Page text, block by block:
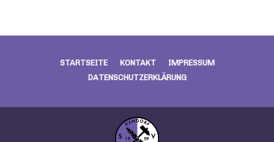
STARTSEITE KONTAKT
IMPRESSUM
DATENSCHUTZERKLÄRUNG